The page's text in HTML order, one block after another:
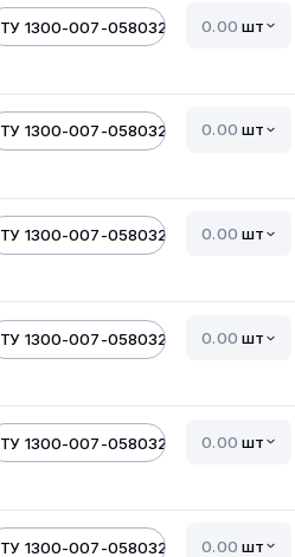
ТУ 1300-007-05803206-01 шт
ТУ 1300-007-05803206-01 шт
ТУ 1300-007-05803206-01 шт
ТУ 1300-007-05803206-01 шт
ТУ 1300-007-05803206-01 шт
ТУ 1300-007-05803206-01 шт